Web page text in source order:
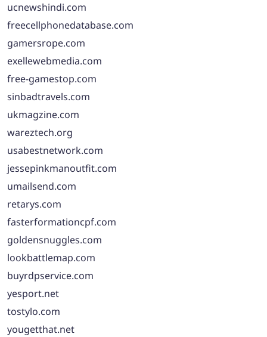
ucnewshindi.com
freecellphonedatabase.com
gamersrope.com
exellewebmedia.com
free-gamestop.com
sinbadtravels.com
ukmagzine.com
wareztech.org
usabestnetwork.com
jessepinkmanoutfit.com
umailsend.com
retarys.com
fasterformationcpf.com
goldensnuggles.com
lookbattlemap.com
buyrdpservice.com
yesport.net
tostylo.com
yougetthat.net